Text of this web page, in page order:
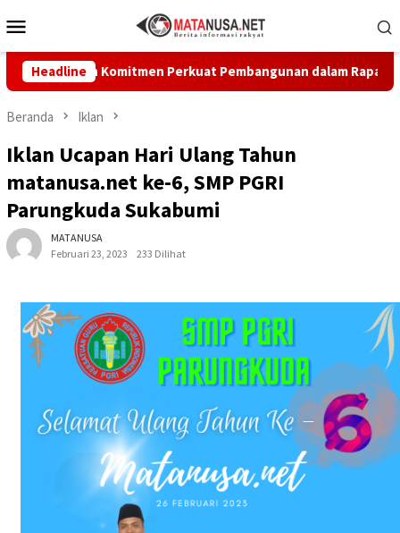
ke
Mobile
HeadlineKomitmen Perkuat Pembangunan dalam Rapat
Beranda Iklan
Iklan Ucapan Hari Ulang Tahun
matanusa.net ke-6, SMP PGRI
Parungkuda Sukabumi
MATANUSA
Februari 23, 2023
233 Dilihat